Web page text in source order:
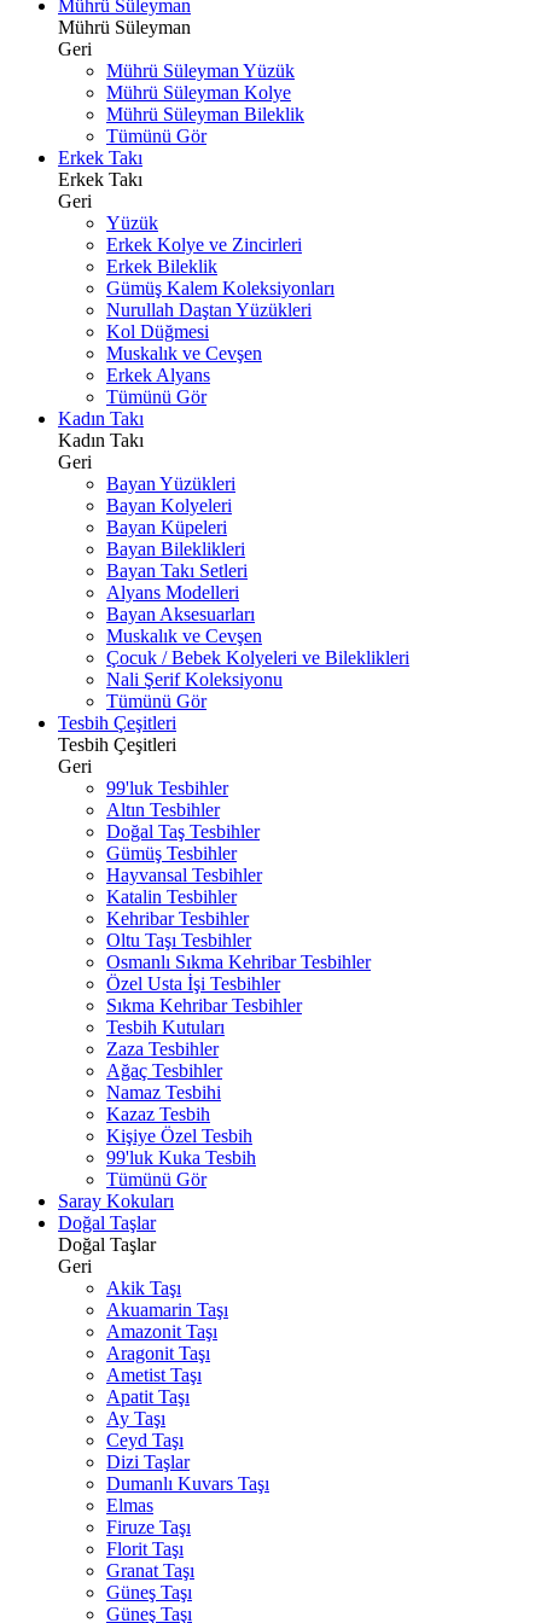
Mührü Süleyman
Mührü Süleyman
Geri
Mührü Süleyman Yüzük
Mührü Süleyman Kolye
Mührü Süleyman Bileklik
Tümünü Gör
Erkek Takı
Erkek Takı
Geri
Yüzük
Erkek Kolye ve Zincirleri
Erkek Bileklik
Gümüş Kalem Koleksiyonları
Nurullah Daştan Yüzükleri
Kol Düğmesi
Muskalık ve Cevşen
Erkek Alyans
Tümünü Gör
Kadın Takı
Kadın Takı
Geri
Bayan Yüzükleri
Bayan Kolyeleri
Bayan Küpeleri
Bayan Bileklikleri
Bayan Takı Setleri
Alyans Modelleri
Bayan Aksesuarları
Muskalık ve Cevşen
Çocuk / Bebek Kolyeleri ve Bileklikleri
Nali Şerif Koleksiyonu
Tümünü Gör
Tesbih Çeşitleri
Tesbih Çeşitleri
Geri
99'luk Tesbihler
Altın Tesbihler
Doğal Taş Tesbihler
Gümüş Tesbihler
Hayvansal Tesbihler
Katalin Tesbihler
Kehribar Tesbihler
Oltu Taşı Tesbihler
Osmanlı Sıkma Kehribar Tesbihler
Özel Usta İşi Tesbihler
Sıkma Kehribar Tesbihler
Tesbih Kutuları
Zaza Tesbihler
Ağaç Tesbihler
Namaz Tesbihi
Kazaz Tesbih
Kişiye Özel Tesbih
99'luk Kuka Tesbih
Tümünü Gör
Saray Kokuları
Doğal Taşlar
Doğal Taşlar
Geri
Akik Taşı
Akuamarin Taşı
Amazonit Taşı
Aragonit Taşı
Ametist Taşı
Apatit Taşı
Ay Taşı
Ceyd Taşı
Dizi Taşlar
Dumanlı Kuvars Taşı
Elmas
Firuze Taşı
Florit Taşı
Granat Taşı
Güneş Taşı
Güneş Taşı